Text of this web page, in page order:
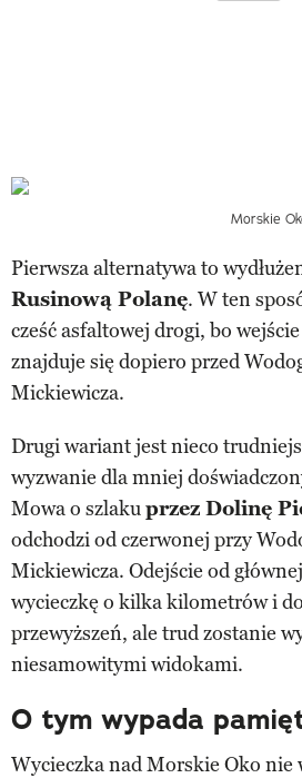
Morskie
Pierwsza alternatywa to
Rusinową Polanę. W ten
cześć asfaltowej drogi, bo
znajduje się dopiero przed
Mickiewicza.
Drugi wariant jest nieco
wyzwanie dla mniej
Mowa o szlakuprzez Dolinę
odchodzi od czerwonej przy
Mickiewicza. Odejście od
wycieczkę o kilka kilometrów i
przewyższeń, ale trud zostanie
niesamowitymi widokami.
O tym wypada
Wycieczka nad Morskie Oko nie